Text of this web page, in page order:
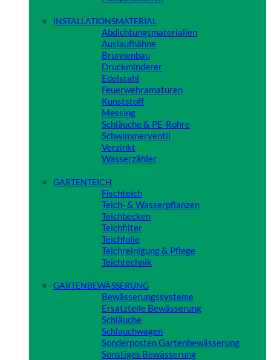
INSTALLATIONSMATERIAL
Abdichtungsmaterialien
Auslaufhähne
Brunnenbau
Druckminderer
Edelstahl
Feuerwehramaturen
Kunststoff
Messing
Schläuche & PE-Rohre
Schwimmerventil
Verzinkt
Wasserzähler
GARTENTEICH
Fischteich
Teich- & Wasserpflanzen
Teichbecken
Teichfilter
Teichfolie
Teichreinigung & Pflege
Teichtechnik
GARTENBEWÄSSERUNG
Bewässerungssysteme
Ersatzteile Bewässerung
Schläuche
Schlauchwagen
Sonderposten Gartenbewässerung
Sonstiges Bewässerung